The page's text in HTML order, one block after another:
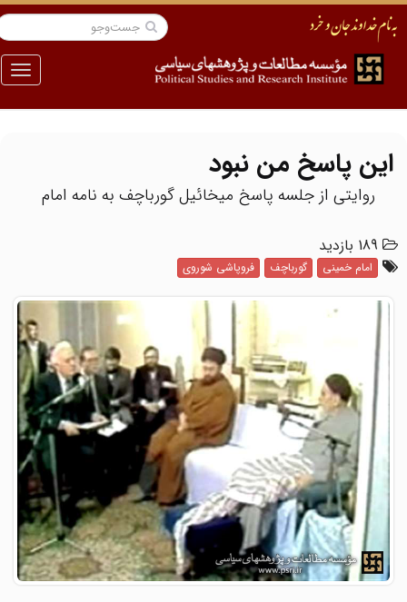
منو
این پاسخ من نبود
روایتی از جلسه پاسخ میخائیل گورباچف به نامه امام
189 بازدید
امام خمینی گورباچف فروپاشی شوروی